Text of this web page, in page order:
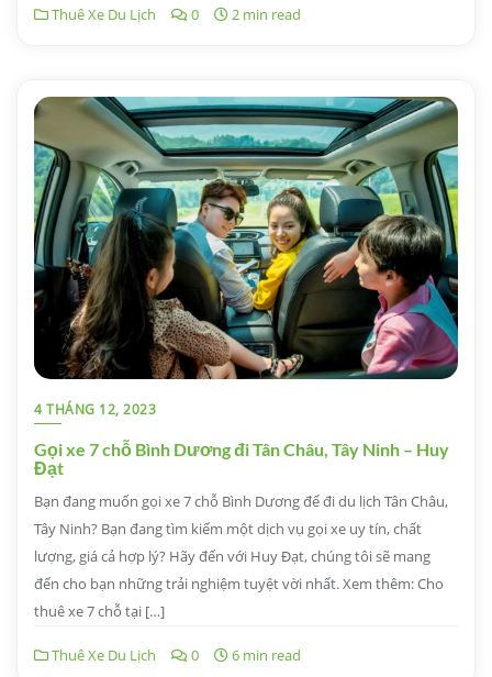
Thuê Xe Du Lịch 0 2 min read
4 THÁNG 12, 2023
Gọi xe 7 chỗ Bình Dương đi Tân Châu, Tây Ninh – Huy
Đạt
Bạn đang muốn gọi xe 7 chỗ Bình Dương để đi du lịch Tân Châu,
Tây Ninh? Bạn đang tìm kiếm một dịch vụ gọi xe uy tín, chất
lượng, giá cả hợp lý? Hãy đến với Huy Đạt, chúng tôi sẽ mang
đến cho bạn những trải nghiệm tuyệt vời nhất. Xem thêm: Cho
thuê xe 7 chỗ tại […]
Thuê Xe Du Lịch 0 6 min read